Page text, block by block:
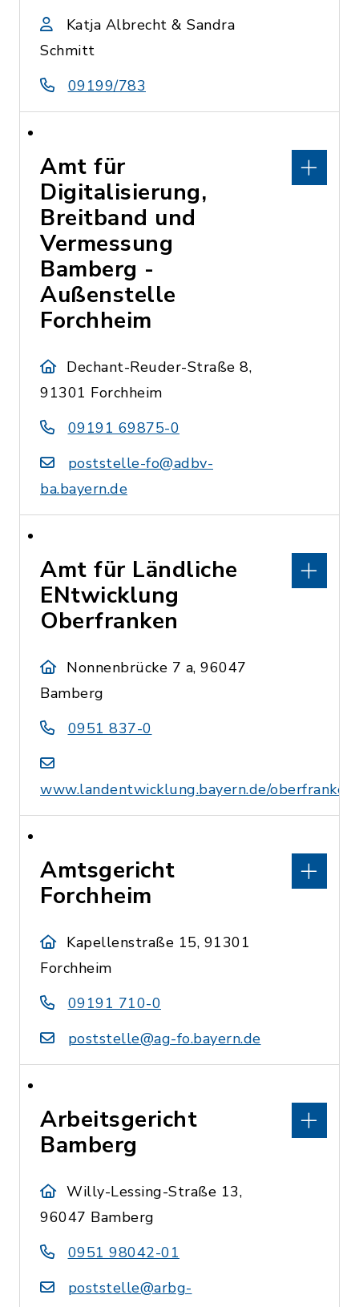
Katja Albrecht & Sandra
Schmitt
09199/783
Amt für
Digitalisierung,
Breitband und
Vermessung
Bamberg -
Außenstelle
Forchheim
Dechant-Reuder-Straße 8,
91301 Forchheim
09191 69875-0
poststelle-fo@adbv-
ba.bayern.de
Amt für Ländliche
ENtwicklung
Oberfranken
Nonnenbrücke 7 a, 96047
Bamberg
0951 837-0
www.landentwicklung.bayern.de/oberfranken
Amtsgericht
Forchheim
Kapellenstraße 15, 91301
Forchheim
09191 710-0
poststelle@ag-fo.bayern.de
Arbeitsgericht
Bamberg
Willy-Lessing-Straße 13,
96047 Bamberg
0951 98042-01
poststelle@arbg-